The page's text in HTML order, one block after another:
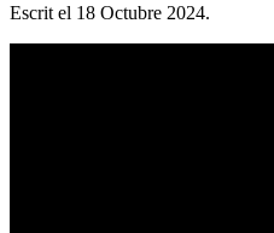
Escrit el 18 Octubre 2024.